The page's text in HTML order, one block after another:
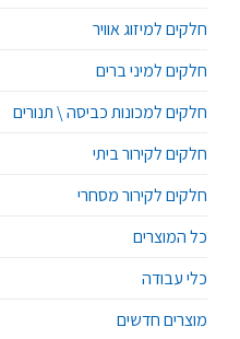
חלקים למיזוג אוויר
חלקים למיני ברים
חלקים למכונות כביסה \ תנורים
חלקים לקירור ביתי
חלקים לקירור מסחרי
כל המוצרים
כלי עבודה
מוצרים חדשים